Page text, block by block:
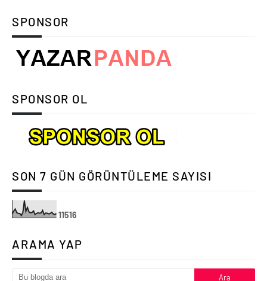
SPONSOR
SPONSOR OL
SON 7 GÜN GÖRÜNTÜLEME SAYISI
11516
ARAMA YAP